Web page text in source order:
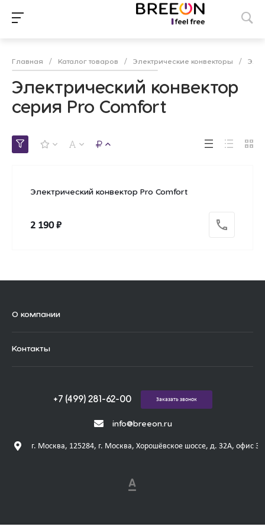
Главная / Каталог товаров / Электрические конвекторы /
Электрический конвектор
серия Pro Comfort
Электрический конвектор Pro Comfort
2 190 ₽
О компании
Контакты
info@breeon.ru
+7 (499) 281-62-00
г. Москва, 125284, г. Москва, Хорошёвское шоссе, д. 32А, офис
Заказать звонок